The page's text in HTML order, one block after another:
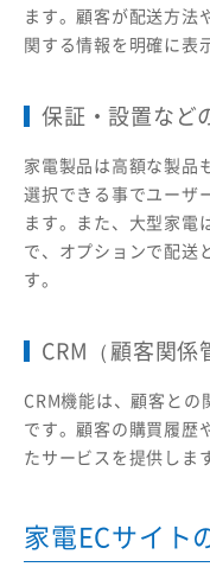
ます。顧客が配送方法
関する情報を明確に表
保証・設置など
家電製品は高額な製品
選択できる事でユーザ
ます。また、大型家電
で、オプションで配送
す。
CRM（顧客関係
CRM機能は、顧客と
です。顧客の購買履歴
たサービスを提供しま
家電ECサイト